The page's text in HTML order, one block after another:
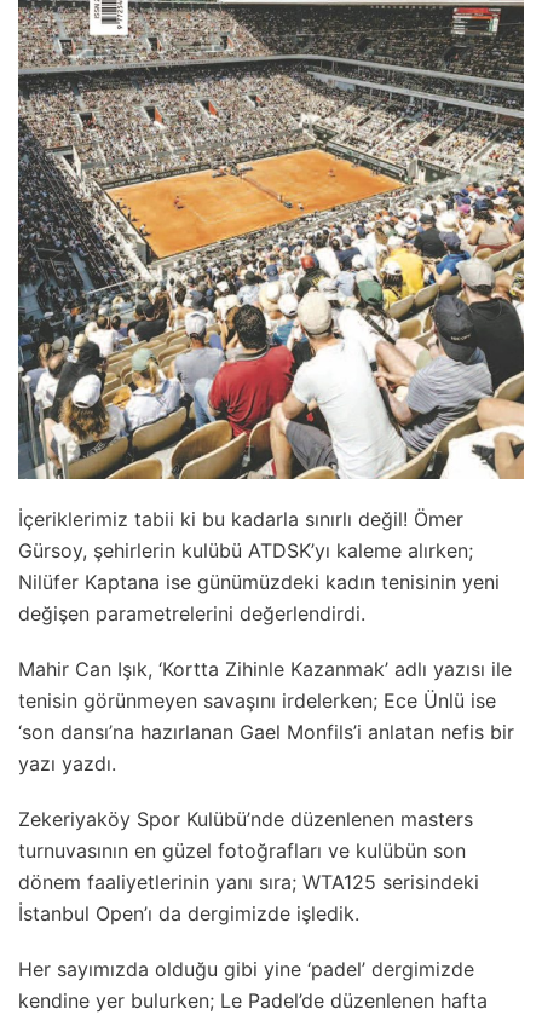
İçeriklerimiz tabii ki bu kadarla sınırlı değil! Ömer
Gürsoy, şehirlerin kulübü ATDSK’yı kaleme alırken;
Nilüfer Kaptana ise günümüzdeki kadın tenisinin yeni
değişen parametrelerini değerlendirdi.
Mahir Can Işık, ‘Kortta Zihinle Kazanmak’ adlı yazısı ile
tenisin görünmeyen savaşını irdelerken; Ece Ünlü ise
‘son dansı’na hazırlanan Gael Monfils’i anlatan nefis bir
yazı yazdı.
Zekeriyaköy Spor Kulübü’nde düzenlenen masters
turnuvasının en güzel fotoğrafları ve kulübün son
dönem faaliyetlerinin yanı sıra; WTA125 serisindeki
İstanbul Open’ı da dergimizde işledik.
Her sayımızda olduğu gibi yine ‘padel’ dergimizde
kendine yer bulurken; Le Padel’de düzenlenen hafta